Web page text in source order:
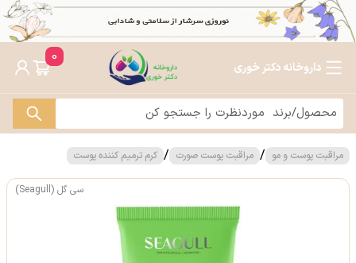
داروخانه دکتر خوری
0
مراقبت پوست و مو / مراقبت پوست صورت / کرم ترمیم کننده پوست
سی گل (Seagull)